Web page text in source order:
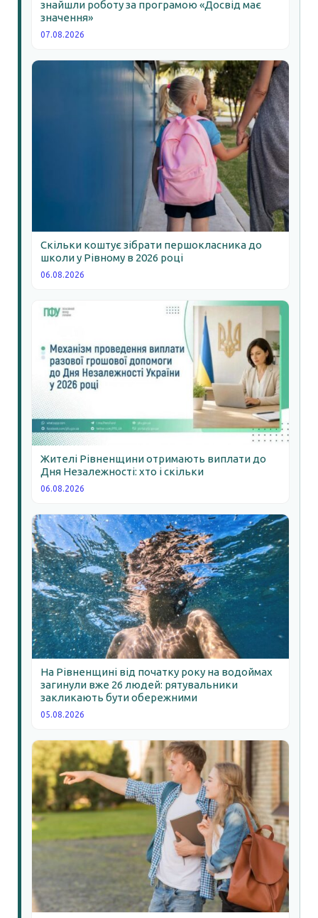
знайшли роботу за програмою «Досвід має
значення»
07.08.2026
Скільки коштує зібрати першокласника до
школи у Рівному в 2026 році
06.08.2026
Жителі Рівненщини отримають виплати до
Дня Незалежності: хто і скільки
06.08.2026
На Рівненщині від початку року на водоймах
загинули вже 26 людей: рятувальники
закликають бути обережними
05.08.2026